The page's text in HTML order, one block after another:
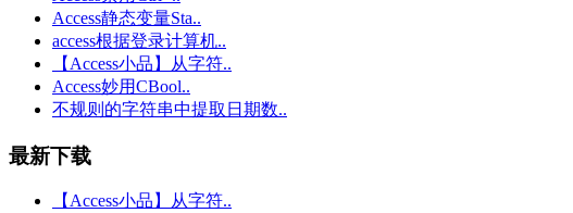
Access静态变量Sta..
access根据登录计算机..
【Access小品】从字符..
Access妙用CBool..
不规则的字符串中提取日期数..
最新下载
【Access小品】从字符..